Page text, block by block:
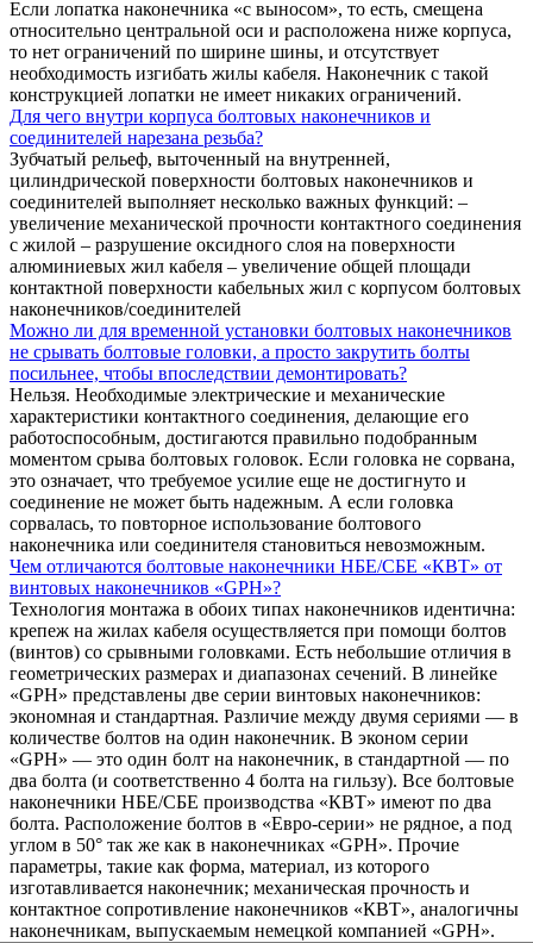
Если лопатка наконечника «с выносом», то есть, смещена
относительно центральной оси и расположена ниже корпуса,
то нет ограничений по ширине шины, и отсутствует
необходимость изгибать жилы кабеля. Наконечник с такой
конструкцией лопатки не имеет никаких ограничений.
Для чего внутри корпуса болтовых наконечников и
соединителей нарезана резьба?
Зубчатый рельеф, выточенный на внутренней,
цилиндрической поверхности болтовых наконечников и
соединителей выполняет несколько важных функций: –
увеличение механической прочности контактного соединения
с жилой – разрушение оксидного слоя на поверхности
алюминиевых жил кабеля – увеличение общей площади
контактной поверхности кабельных жил с корпусом болтовых
наконечников/соединителей
Можно ли для временной установки болтовых наконечников
не срывать болтовые головки, а просто закрутить болты
посильнее, чтобы впоследствии демонтировать?
Нельзя. Необходимые электрические и механические
характеристики контактного соединения, делающие его
работоспособным, достигаются правильно подобранным
моментом срыва болтовых головок. Если головка не сорвана,
это означает, что требуемое усилие еще не достигнуто и
соединение не может быть надежным. А если головка
сорвалась, то повторное использование болтового
наконечника или соединителя становиться невозможным.
Чем отличаются болтовые наконечники НБЕ/СБЕ «КВТ» от
винтовых наконечников «GPH»?
Технология монтажа в обоих типах наконечников идентична:
крепеж на жилах кабеля осуществляется при помощи болтов
(винтов) со срывными головками. Есть небольшие отличия в
геометрических размерах и диапазонах сечений. В линейке
«GPH» представлены две серии винтовых наконечников:
экономная и стандартная. Различие между двумя сериями — в
количестве болтов на один наконечник. В эконом серии
«GPH» — это один болт на наконечник, в стандартной — по
два болта (и соответственно 4 болта на гильзу). Все болтовые
наконечники НБЕ/СБЕ производства «КВТ» имеют по два
болта. Расположение болтов в «Евро-серии» не рядное, а под
углом в 50° так же как в наконечниках «GPH». Прочие
параметры, такие как форма, материал, из которого
изготавливается наконечник; механическая прочность и
контактное сопротивление наконечников «КВТ», аналогичны
наконечникам, выпускаемым немецкой компанией «GPH».